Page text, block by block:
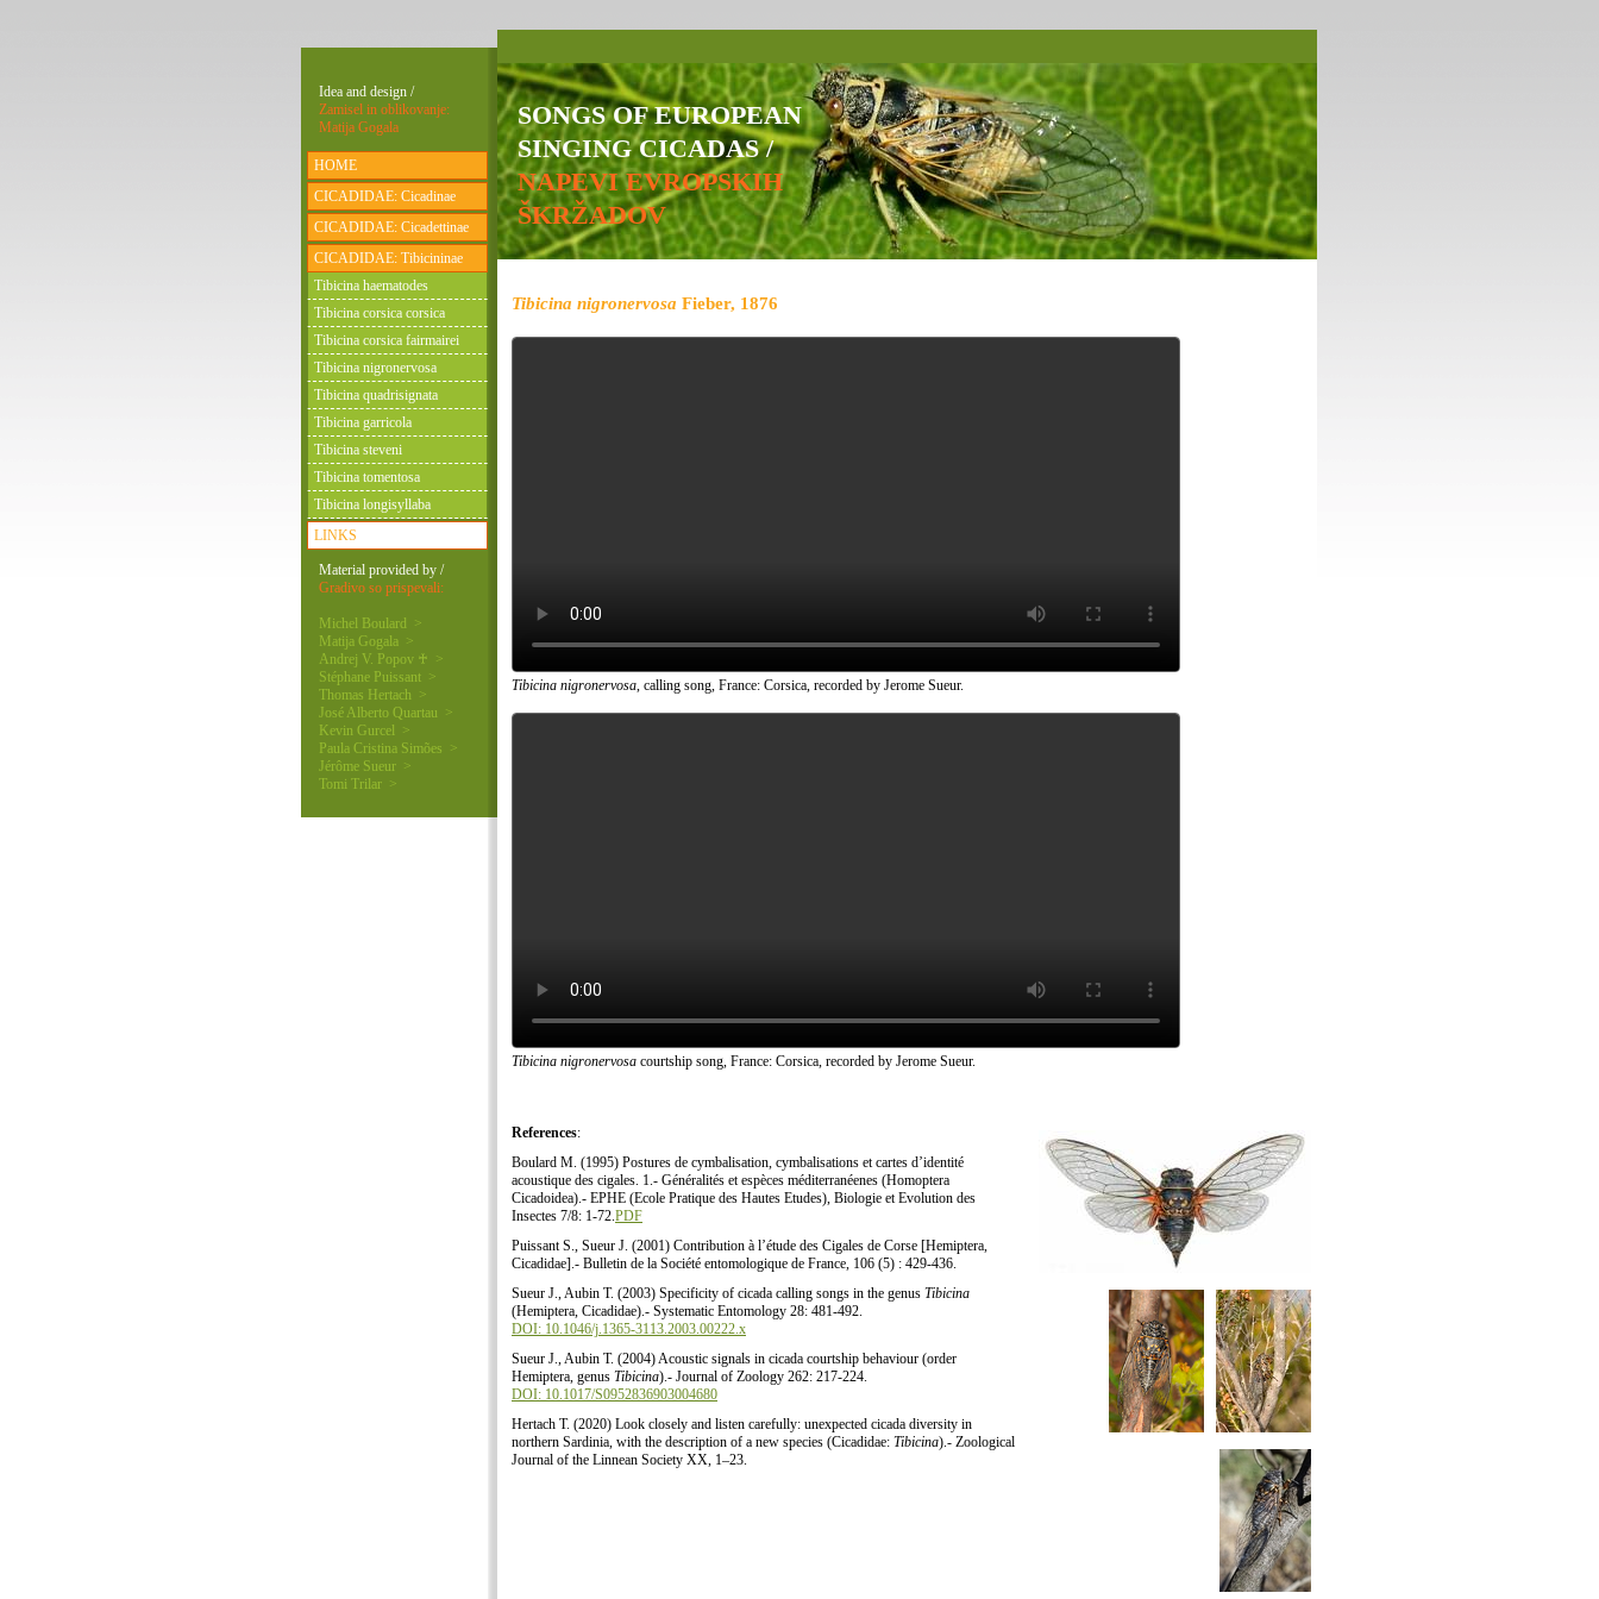
SONGS OF EUROPEAN
SINGING CICADAS /
NAPEVI EVROPSKIH
ŠKRŽADOV
Tibicina nigronervosa Fieber, 1876
Tibicina nigronervosa, calling song, France: Corsica, recorded by Jerome Sueur.
Tibicina nigronervosa courtship song, France: Corsica, recorded by Jerome Sueur.
References:
Boulard M. (1995) Postures de cymbalisation, cymbalisations et cartes d’identité
acoustique des cigales. 1.- Généralités et espèces méditerranéenes (Homoptera
Cicadoidea).- EPHE (Ecole Pratique des Hautes Etudes), Biologie et Evolution des
Insectes 7/8: 1-72.PDF
Puissant S., Sueur J. (2001) Contribution à l’étude des Cigales de Corse [Hemiptera,
Cicadidae].- Bulletin de la Société entomologique de France, 106 (5) : 429-436.
Sueur J., Aubin T. (2003) Specificity of cicada calling songs in the genus Tibicina
(Hemiptera, Cicadidae).- Systematic Entomology 28: 481-492.
DOI: 10.1046/j.1365-3113.2003.00222.x
Sueur J., Aubin T. (2004) Acoustic signals in cicada courtship behaviour (order
Hemiptera, genus Tibicina).- Journal of Zoology 262: 217-224.
DOI: 10.1017/S0952836903004680
Hertach T. (2020) Look closely and listen carefully: unexpected cicada diversity in
northern Sardinia, with the description of a new species (Cicadidae: Tibicina).- Zoological
Journal of the Linnean Society XX, 1–23.
Idea and design /
Zamisel in oblikovanje:
Matija Gogala
HOME
CICADIDAE: Cicadinae
CICADIDAE: Cicadettinae
CICADIDAE: Tibicininae
Tibicina haematodes
Tibicina corsica corsica
Tibicina corsica fairmairei
Tibicina nigronervosa
Tibicina quadrisignata
Tibicina garricola
Tibicina steveni
Tibicina tomentosa
Tibicina longisyllaba
LINKS
Material provided by /
Gradivo so prispevali:
Michel Boulard >
Matija Gogala >
Andrej V. Popov ♰ >
Stéphane Puissant >
Thomas Hertach >
José Alberto Quartau >
Kevin Gurcel >
Paula Cristina Simões >
Jérôme Sueur >
Tomi Trilar >